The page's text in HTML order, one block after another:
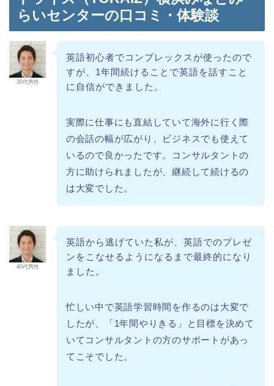
らいセンターの口コミ・体験談
30代男性
英語初心者でコンプレックスが使ったので
すが、1年間続けることで英語を話すこと
に自信ができました。
実際に仕事にも直結していて海外に行く際
の会話の幅が広がり、ビジネスでも使えて
いるので良かったです。コンサルタントの
方に助けられましたが、継続して続けるの
は大変でした。
40代男性
英語から逃げていた私が、英語でのプレゼ
ンをこなせるようになるまで最終的になり
ました。
忙しい中で英語学習時間を作るのは大変で
したが、「1年間やりきる」と目標を決めて
いてコンサルタントの方のサポートがあっ
てこそでした。